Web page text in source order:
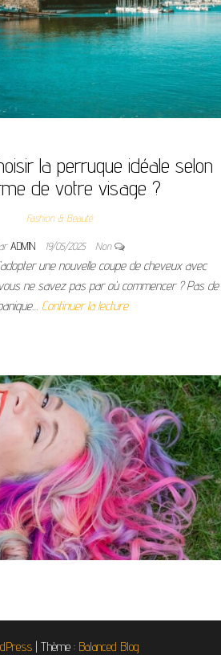
la perruque idéale selon
de votre visage ?
Fashion & Beauté
ADMIN 19/05/2025 Non
une nouvelle coupe de cheveux avec
ne savez pas par où commencer ? Pas de
Continuer la lecture
| Thème : Balanced Blog